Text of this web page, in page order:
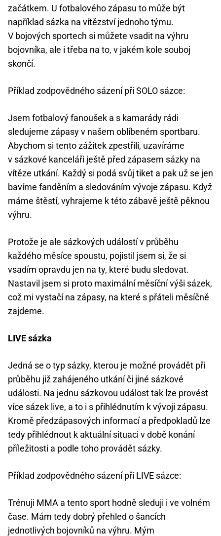
začátkem. U fotbalového zápasu to může být
například sázka na vítězství jednoho týmu.
V bojových sportech si můžete vsadit na výhru
bojovníka, ale i třeba na to, v jakém kole souboj
skončí.
Příklad zodpovědného sázení při SOLO sázce:
Jsem fotbalový fanoušek a s kamarády rádi
sledujeme zápasy v našem oblíbeném sportbaru.
Abychom si tento zážitek zpestřili, uzavíráme
v sázkové kanceláři ještě před zápasem sázky na
vítěze utkání. Každý si podá svůj tiket a pak už se jen
bavíme fanděním a sledováním vývoje zápasu. Když
máme štěstí, vyhrajeme k této zábavě ještě pěknou
výhru.
Protože je ale sázkových událostí v průběhu
každého měsíce spoustu, pojistil jsem si, že si
vsadím opravdu jen na ty, které budu sledovat.
Nastavil jsem si proto maximální měsíční výši sázek,
což mi vystačí na zápasy, na které s přáteli měsíčně
zajdeme.
LIVE sázka
Jedná se o typ sázky, kterou je možné provádět při
průběhu již zahájeného utkání či jiné sázkové
události. Na jednu sázkovou událost tak lze provést
více sázek live, a to i s přihlédnutím k vývoji zápasu.
Kromě předzápasových informací a předpokladů lze
tedy přihlédnout k aktuální situaci v době konání
příležitosti a podle toho provádět sázky.
Příklad zodpovědného sázení při LIVE sázce:
Trénuji MMA a tento sport hodně sleduji i ve volném
čase. Mám tedy dobrý přehled o šancích
jednotlivých bojovníků na výhru. Mým